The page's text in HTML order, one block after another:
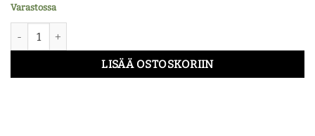
Varastossa
Kukkakoulu - Lounaskurssi: joulukukka ja -istutus myymälässä
LISÄÄ OSTOSKORIIN